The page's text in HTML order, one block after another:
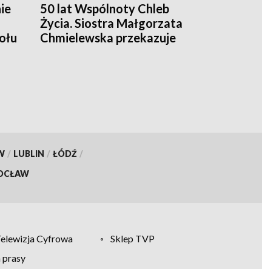
50 lat Wspólnoty Chleb
Życia. Siostra Małgorzata
Chmielewska przekazuje
/ LUBLIN / ŁÓDŹ /
Cyfrowa
Sklep TVP
prasy